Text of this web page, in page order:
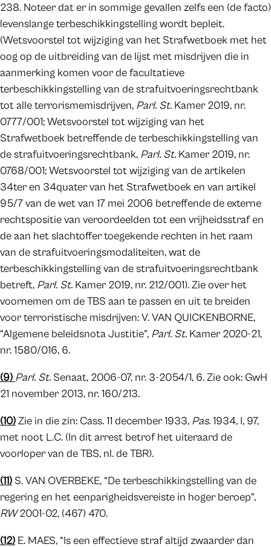
238. Noteer dat er in sommige gevallen zelfs een (de facto)
levenslange terbeschikkingstelling wordt bepleit.
(Wetsvoorstel tot wijziging van het Strafwetboek met het
oog op de uitbreiding van de lijst met misdrijven die in
aanmerking komen voor de facultatieve
terbeschikkingstelling van de strafuitvoeringsrechtbank
tot alle terrorismemisdrijven, Parl. St. Kamer 2019, nr.
0777/001; Wetsvoorstel tot wijziging van het
Strafwetboek betreffende de terbeschikkingstelling van
de strafuitvoeringsrechtbank, Parl. St. Kamer 2019, nr.
0768/001; Wetsvoorstel tot wijziging van de artikelen
34ter en 34quater van het Strafwetboek en van artikel
95/7 van de wet van 17 mei 2006 betreffende de externe
rechtspositie van veroordeelden tot een vrijheidsstraf en
de aan het slachtoffer toegekende rechten in het raam
van de strafuitvoeringsmodaliteiten, wat de
terbeschikkingstelling van de strafuitvoeringsrechtbank
betreft, Parl. St. Kamer 2019, nr. 212/001). Zie over het
voornemen om de TBS aan te passen en uit te breiden
voor terroristische misdrijven: V. VAN QUICKENBORNE,
“Algemene beleidsnota Justitie”, Parl. St. Kamer 2020-21,
nr. 1580/016, 6.
(9) Parl. St. Senaat, 2006-07, nr. 3-2054/1, 6. Zie ook: GwH
21 november 2013, nr. 160/213.
(10)Zie in die zin: Cass. 11 december 1933, Pas.1934, I, 97,
met noot L.C. (In dit arrest betrof het uiteraard de
voorloper van de TBS, nl. de TBR).
(11) S. VAN OVERBEKE, “De terbeschikkingstelling van de
regering en het eenparigheidsvereiste in hoger beroep”,
RW2001-02, (467) 470.
(12) E. MAES, “Is een effectieve straf altijd zwaarder dan